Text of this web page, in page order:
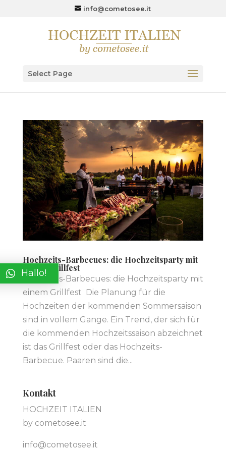
info@cometosee.it
Select Page
Hochzeits-Barbecues: die Hochzeitsparty mit
einem Grillfest
Hochzeits-Barbecues: die Hochzeitsparty mit
einem Grillfest Die Planung für die
Hochzeiten der kommenden Sommersaison
sind in vollem Gange. Ein Trend, der sich für
die kommenden Hochzeitssaison abzeichnet
ist das Grillfest oder das Hochzeits-
Barbecue. Paaren sind die...
Kontakt
HOCHZEIT ITALIEN
by cometosee.it
info@cometosee.it
Hallo!